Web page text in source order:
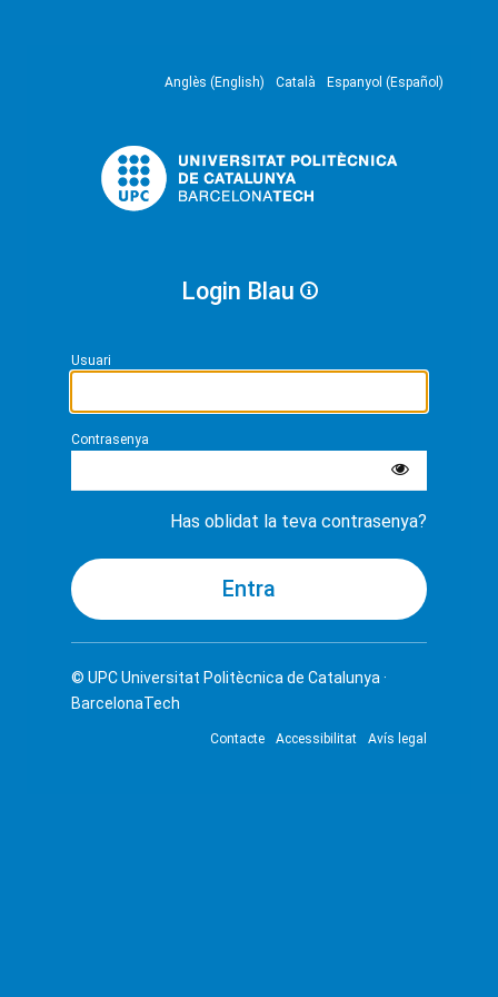
Anglès (English) Català Espanyol (Español)
Login Blau
Usuari
Contrasenya
Has oblidat la teva contrasenya?
© UPCUniversitat Politècnica de Catalunya ·
BarcelonaTech
Contacte Accessibilitat Avís legal